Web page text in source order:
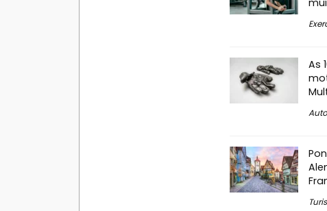
As